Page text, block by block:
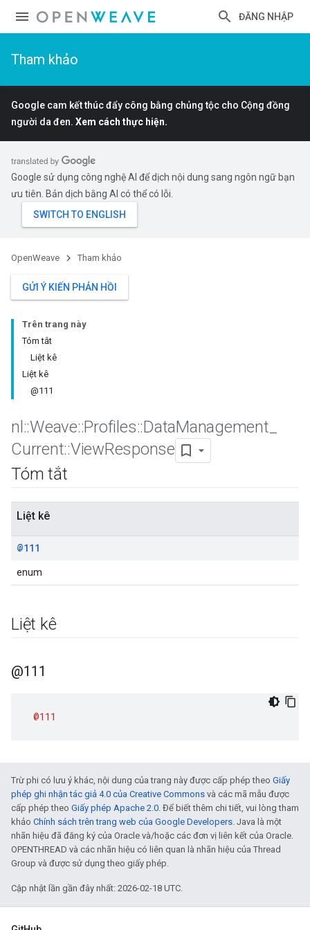
ĐĂNG NHẬP
Tham khảo
Google cam kết thúc đẩy công bằng chủng tộc cho Cộng đồng
người da đen. Xem cách thực hiện.
Google sử dụng công nghệ AI để dịch nội dung sang ngôn ngữ bạn
ưu tiên. Bản dịch bằng AI có thể có lỗi.
OpenWeave Tham khảo
GỬI Ý KIẾN PHẢN HỒI
Trên trang này
Tóm tắt
Liệt kê
Liệt kê
@111
nl ::Weave::Profiles::DataManagement
Current::ViewResponse
Tóm tắt
Liệt kê
@111
enum
Liệt kê
@111
@111
Trừ phi có lưu ý khác, nội dung của trang này được cấp phép theo Giấy
phép ghi nhận tác giả 4.0 của Creative Commons và các mã mẫu được
cấp phép theo Giấy phép Apache 2.0. Để biết thêm chi tiết, vui lòng tham
khảo Chính sách trên trang web của Google Developers. Java là một
nhãn hiệu đã đăng ký của Oracle và/hoặc các đơn vị liên kết của Oracle.
OPENTHREAD và các nhãn hiệu có liên quan là nhãn hiệu của Thread
Group và được sử dụng theo giấy phép.
Cập nhật lần gần đây nhất: 2026-02-18 UTC.